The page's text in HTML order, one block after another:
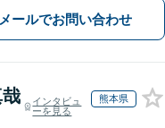
メールでお問い合わせ
インタビュ
ーを見る
熊本県